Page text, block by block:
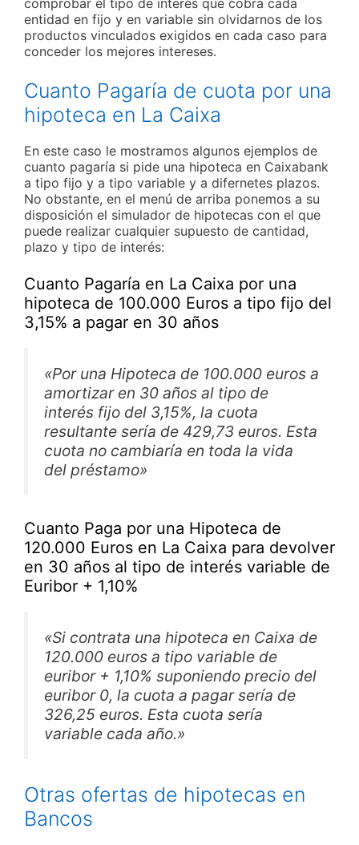
comprobar el tipo de interés que cobra cada
entidad en fijo y en variable sin olvidarnos de los
productos vinculados exigidos en cada caso para
conceder los mejores intereses.
Cuanto Pagaría de cuota por una
hipoteca en La Caixa
En este caso le mostramos algunos ejemplos de
cuanto pagaría si pide una hipoteca en Caixabank
a tipo fijo y a tipo variable y a difernetes plazos.
No obstante, en el menú de arriba ponemos a su
disposición el simulador de hipotecas con el que
puede realizar cualquier supuesto de cantidad,
plazo y tipo de interés:
Cuanto Pagaría en La Caixa por una
hipoteca de 100.000 Euros a tipo fijo del
3,15% a pagar en 30 años
«Por una Hipoteca de 100.000 euros a
amortizar en 30 años al tipo de
interés fijo del 3,15%, la cuota
resultante sería de 429,73 euros. Esta
cuota no cambiaría en toda la vida
del préstamo»
Cuanto Paga por una Hipoteca de
120.000 Euros en La Caixa para devolver
en 30 años al tipo de interés variable de
Euribor + 1,10%
«Si contrata una hipoteca en Caixa de
120.000 euros a tipo variable de
euribor + 1,10% suponiendo precio del
euribor 0, la cuota a pagar sería de
326,25 euros. Esta cuota sería
variable cada año.»
Otras ofertas de hipotecas en
Bancos